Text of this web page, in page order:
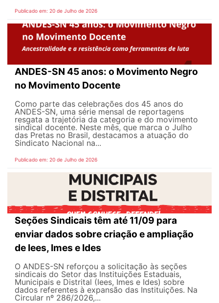
Publicado em: 20 de Julho de 2026
ANDES-SN 45 anos: o Movimento Negro
no Movimento Docente
Como parte das celebrações dos 45 anos do
ANDES-SN, uma série mensal de reportagens
resgata a trajetória da categoria e do movimento
sindical docente. Neste mês, que marca o Julho
das Pretas no Brasil, destacamos a atuação do
Sindicato Nacional na...
Publicado em: 20 de Julho de 2026
Seções Sindicais têm até 11/09 para
enviar dados sobre criação e ampliação
de Iees, Imes e Ides
O ANDES-SN reforçou a solicitação às seções
sindicais do Setor das Instituições Estaduais,
Municipais e Distrital (Iees, Imes e Ides) sobre
dados referentes à expansão das Instituições. Na
Circular nº 286/2026,...